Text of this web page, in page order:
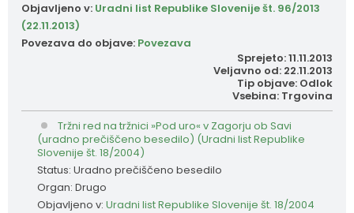
Objavljeno v: Uradni list Republike Slovenije št. 96/2013
(22.11.2013)
Povezava do objave: Povezava
Sprejeto: 11.11.2013
Veljavno od: 22.11.2013
Tip objave: Odlok
Vsebina: Trgovina
Tržni red na tržnici »Pod uro« v Zagorju ob Savi
(uradno prečiščeno besedilo) (Uradni list Republike
Slovenije št. 18/2004)
Status: Uradno prečiščeno besedilo
Organ: Drugo
Objavljeno v: Uradni list Republike Slovenije št. 18/2004